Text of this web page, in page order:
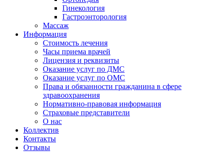
Гинекология
Гастроэнторология
Массаж
Информация
Стоимость лечения
Часы приема врачей
Лицензия и реквизиты
Оказание услуг по ДМС
Оказание услуг по ОМС
Права и обязанности гражданина в сфере
здравоохранения
Нормативно-правовая информация
Страховые представители
О нас
Коллектив
Контакты
Отзывы